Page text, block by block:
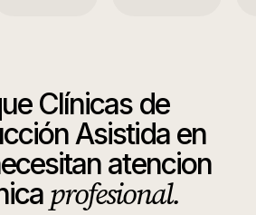
Clínicas de
Asistidaen
atencion
profesional.